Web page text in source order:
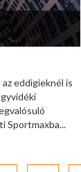
eddigieknél is
Sportmaxba...